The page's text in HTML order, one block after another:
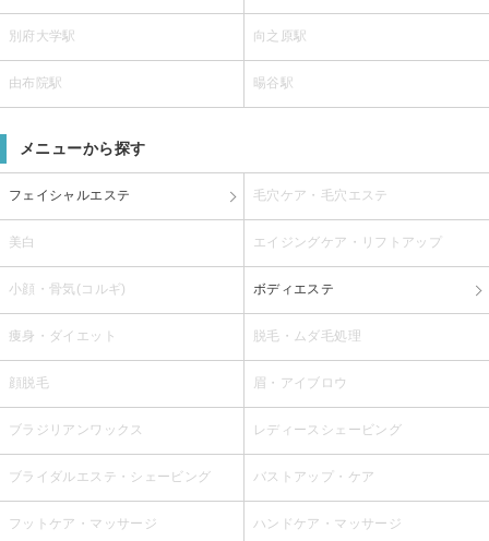
別府大学駅 向之原駅
由布院駅 暘谷駅
メニューから探す
フェイシャルエステ 毛穴ケア・毛穴エステ
美白 エイジングケア・リフトアップ
小顔・骨気(コルギ) ボディエステ
痩身・ダイエット 脱毛・ムダ毛処理
顔脱毛 眉・アイブロウ
ブラジリアンワックス レディースシェービング
ブライダルエステ・シェービング バストアップ・ケア
フットケア・マッサージ ハンドケア・マッサージ